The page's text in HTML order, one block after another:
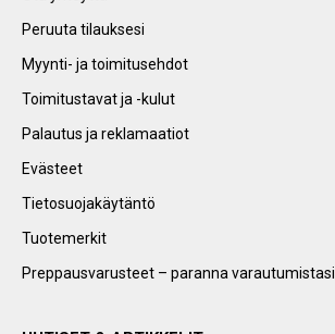
Peruuta tilauksesi
Myynti- ja toimitusehdot
Toimitustavat ja -kulut
Palautus ja reklamaatiot
Evästeet
Tietosuojakäytäntö
Tuotemerkit
Preppausvarusteet – paranna varautumistasi